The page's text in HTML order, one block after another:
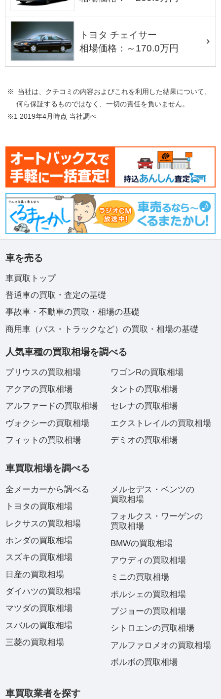
トヨタ チェイサー
相場価格：～170.0万円
※ 当社は、クチコミの内容およびこれを利用した結果について、
何ら保証するものではなく、一切の責任を負いません。
※1 2019年4月時点 当社調べ
車を売る
車買取トップ
普通車の買取・査定の基礎
事故車・不動車の買取・相場の基礎
商用車（バス・トラックなど）の買取・相場の基礎
人気車種の買取相場を調べる
プリウスの買取相場
アクアの買取相場
アルファードの買取相場
ヴォクシーの買取相場
フィットの買取相場
ワゴンRの買取相場
タントの買取相場
セレナの買取相場
エクストレイルの買取相場
デミオの買取相場
車買取相場を調べる
全メーカーから調べる
トヨタの買取相場
レクサスの買取相場
ホンダの買取相場
スズキの買取相場
日産の買取相場
ダイハツの買取相場
マツダの買取相場
スバルの買取相場
三菱の買取相場
メルセデス・ベンツの
買取相場
フォルクス・ワーゲンの
買取相場
BMWの買取相場
アウディの買取相場
ミニの買取相場
ポルシェの買取相場
プジョーの買取相場
シトロエンの買取相場
アルファロメオの買取相場
ボルボの買取相場
車買取業者を探す